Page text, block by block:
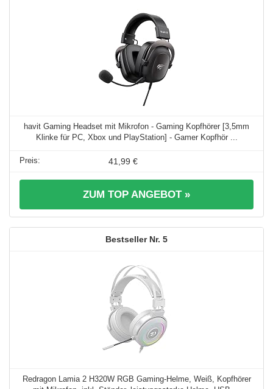
havit Gaming Headset mit Mikrofon - Gaming Kopfhörer [3,5mm
Klinke für PC, Xbox und PlayStation] - Gamer Kopfhör ...
41,99 €
ZUM TOP ANGEBOT »
5
Redragon Lamia 2 H320W RGB Gaming-Helme, Weiß, Kopfhörer